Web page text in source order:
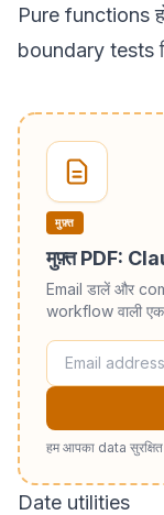
Pure functions
boundary tests
मुफ़्त
मुफ़्त PDF:
Email डालें और
workflow वाली
हम आपका data
Date utilities